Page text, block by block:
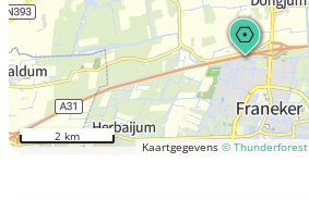
Kaartgegevens © Thunderforest
2 km